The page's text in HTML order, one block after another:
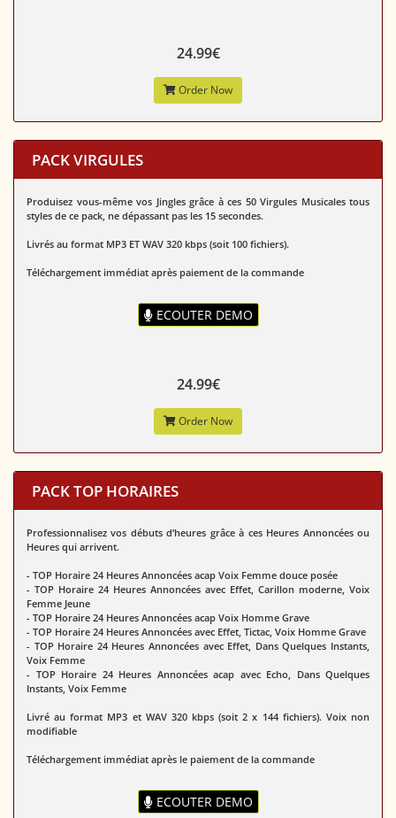
24.99€
Order Now
PACK VIRGULES
Produisez vous-même vos Jingles grâce à ces 50 Virgules Musicales tous
styles de ce pack, ne dépassant pas les 15 secondes.
Livrés au format MP3 ET WAV 320 kbps (soit 100 fichiers).
Téléchargement immédiat après paiement de la commande
ECOUTER DEMO
24.99€
Order Now
PACK TOP HORAIRES
Professionnalisez vos débuts d’heures grâce à ces Heures Annoncées ou
Heures qui arrivent.
- TOP Horaire 24 Heures Annoncées acap Voix Femme douce posée
- TOP Horaire 24 Heures Annoncées avec Effet, Carillon moderne, Voix
Femme Jeune
- TOP Horaire 24 Heures Annoncées acap Voix Homme Grave
- TOP Horaire 24 Heures Annoncées avec Effet, Tictac, Voix Homme Grave
- TOP Horaire 24 Heures Annoncées avec Effet, Dans Quelques Instants,
Voix Femme
- TOP Horaire 24 Heures Annoncées acap avec Echo, Dans Quelques
Instants, Voix Femme
Livré au format MP3 et WAV 320 kbps (soit 2 x 144 fichiers). Voix non
modifiable
Téléchargement immédiat après le paiement de la commande
ECOUTER DEMO